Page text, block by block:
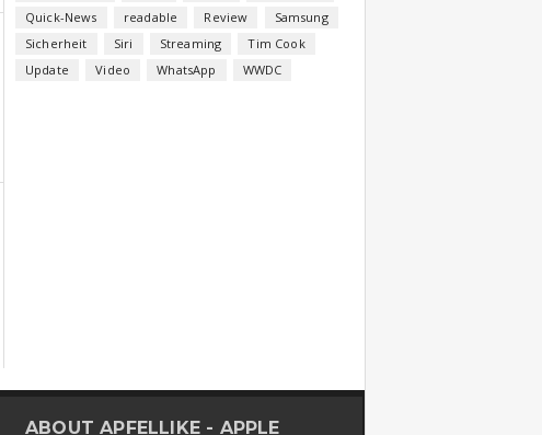
Quick-News
readable Review
Samsung
Sicherheit
Siri Streaming
Tim Cook
Update
Video WhatsApp WWDC
ABOUT APFELLIKE - APPLE